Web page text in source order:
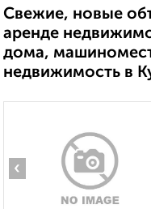
Свежие, новые
аренде
дома,
недвижимость в
‹